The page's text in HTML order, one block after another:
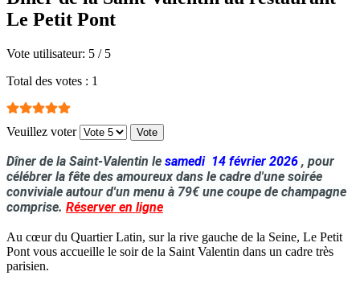
Le Petit Pont
Vote utilisateur: 5 / 5
Total des votes : 1
Veuillez voter
Dîner de la Saint-Valentin le samedi 14 février 2026 , pour
célébrer la fête des amoureux dans le cadre d'une soirée
conviviale autour d'un menu à 79€ une coupe de champagne
comprise. Réserver en ligne
Au cœur du Quartier Latin, sur la rive gauche de la Seine, Le Petit
Pont vous accueille le soir de la Saint Valentin dans un cadre très
parisien.